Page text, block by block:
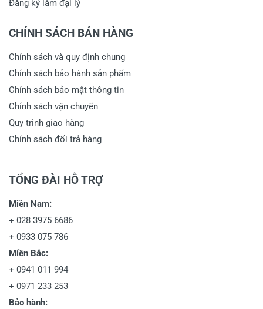
Đăng ký làm đại lý
CHÍNH SÁCH BÁN HÀNG
Chính sách và quy định chung
Chính sách bảo hành sản phẩm
Chính sách bảo mật thông tin
Chính sách vận chuyển
Quy trình giao hàng
Chính sách đổi trả hàng
TỔNG ĐÀI HỖ TRỢ
Miền Nam:
+ 028 3975 6686
+ 0933 075 786
Miền Bắc:
+ 0941 011 994
+ 0971 233 253
Bảo hành: